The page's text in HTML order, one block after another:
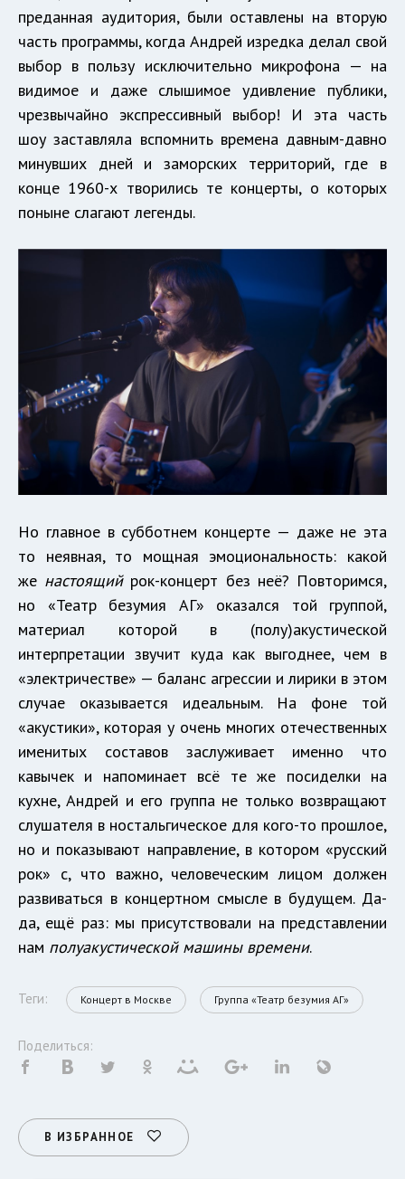
преданная аудитория, были оставлены на вторую
часть программы, когда Андрей изредка делал свой
выбор в пользу исключительно микрофона — на
видимое и даже слышимое удивление публики,
чрезвычайно экспрессивный выбор! И эта часть
шоу заставляла вспомнить времена давным-давно
минувших дней и заморских территорий, где в
конце 1960-х творились те концерты, о которых
поныне слагают легенды.
Но главное в субботнем концерте — даже не эта
то неявная, то мощная эмоциональность: какой
же настоящийрок-концерт без неё? Повторимся,
но «Театр безумия АГ» оказался той группой,
материал которой в (полу)акустической
интерпретации звучит куда как выгоднее, чем в
«электричестве» — баланс агрессии и лирики в этом
случае оказывается идеальным. На фоне той
«акустики», которая у очень многих отечественных
именитых составов заслуживает именно что
кавычек и напоминает всё те же посиделки на
кухне, Андрей и его группа не только возвращают
слушателя в ностальгическое для кого-то прошлое,
но и показывают направление, в котором «русский
рок» с, что важно, человеческим лицом должен
развиваться в концертном смысле в будущем. Да-
да, ещё раз: мы присутствовали на представлении
нам полуакустической машины времени.
Теги: Концерт в Москве Группа «Театр безумия АГ»
Поделиться:
В ИЗБРАННОЕ